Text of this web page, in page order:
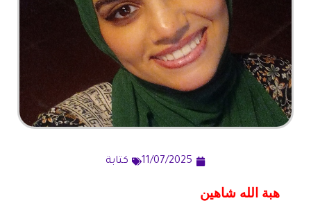
11/07/2025 كتابة
هبة الله شاهين